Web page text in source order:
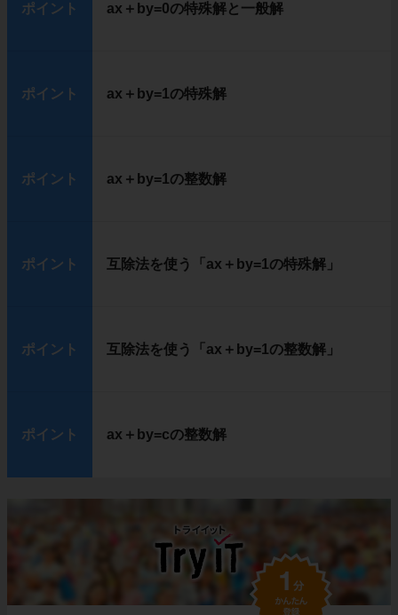
ポイント ax＋by=0の特殊解と一般解
ポイント ax＋by=1の特殊解
ポイント ax＋by=1の整数解
ポイント 互除法を使う「ax＋by=1の特殊解」
ポイント 互除法を使う「ax＋by=1の整数解」
ポイント ax＋by=cの整数解